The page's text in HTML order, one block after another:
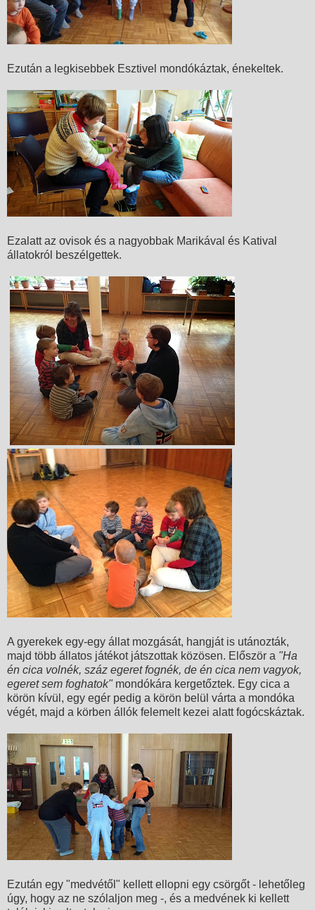
Ezután a legkisebbek Esztivel mondókáztak, énekeltek.
Ezalatt az ovisok és a nagyobbak Marikával és Katival
állatokról beszélgettek.
A gyerekek egy-egy állat mozgását, hangját is utánozták,
majd több állatos játékot játszottak közösen. Először a "Ha
én cica volnék, száz egeret fognék, de én cica nem vagyok,
egeret sem foghatok" mondókára kergetőztek. Egy cica a
körön kívül, egy egér pedig a körön belül várta a mondóka
végét, majd a körben állók felemelt kezei alatt fogócskáztak.
Ezután egy "medvétől" kellett ellopni egy csörgőt - lehetőleg
úgy, hogy az ne szólaljon meg -, és a medvének ki kellett